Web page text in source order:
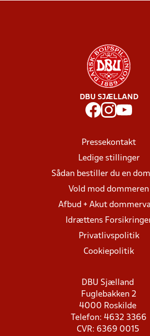
DBU SJÆLLAND
Pressekontakt
Ledige stillinger
Sådan bestiller du en
Vold mod dommeren
Afbud + Akut
Idrættens
Privatlivspolitik
Cookiepolitik
DBU Sjælland
Fuglebakken 2
4000 Roskilde
Telefon: 4632 3366
CVR: 6369 0015